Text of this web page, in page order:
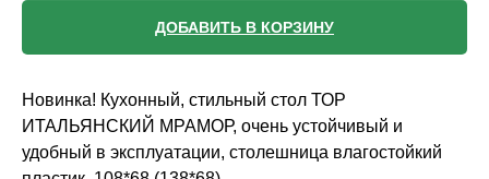
ДОБАВИТЬ В КОРЗИНУ
Новинка! Кухонный, стильный стол ТОР
ИТАЛЬЯНСКИЙ МРАМОР, очень устойчивый и
удобный в эксплуатации, столешница влагостойкий